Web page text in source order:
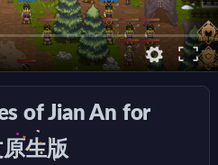
of Jian An for
生版